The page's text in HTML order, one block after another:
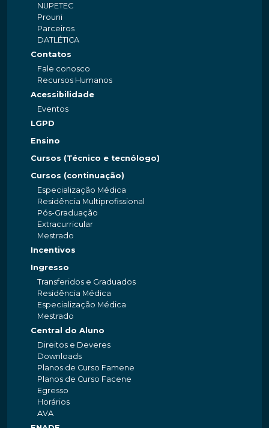
NUPETEC
Prouni
Parceiros
DATLÉTICA
Contatos
Fale conosco
Recursos Humanos
Acessibilidade
Eventos
LGPD
Ensino
Cursos (Técnico e tecnólogo)
Cursos (continuação)
Especialização Médica
Residência Multiprofissional
Pós-Graduação
Extracurricular
Mestrado
Incentivos
Ingresso
Transferidos e Graduados
Residência Médica
Especialização Médica
Mestrado
Central do Aluno
Direitos e Deveres
Downloads
Planos de Curso Famene
Planos de Curso Facene
Egresso
Horários
AVA